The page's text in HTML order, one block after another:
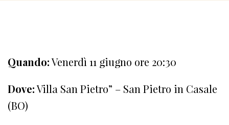
Quando:Venerdì 11 giugno ore 20:30
Dove:Villa San Pietro” – San Pietro in Casale
(BO)